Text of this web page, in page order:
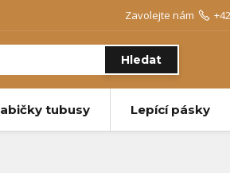
Hledat
Zavolejte nám
tubusy Lepící pásky